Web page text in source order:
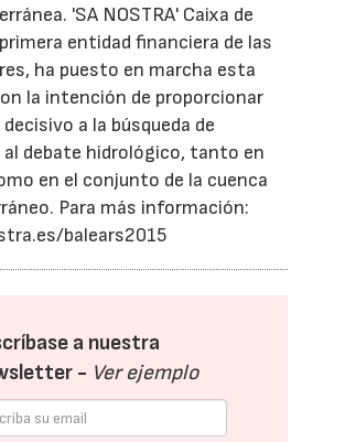
'SA NOSTRA' Caixa de
entidad financiera de las
ha puesto en marcha esta
la intención de proporcionar
a la búsqueda de
debate hidrológico, tanto en
en el conjunto de la cuenca
Para más información:
balears2015
a nuestra
- Ver ejemplo